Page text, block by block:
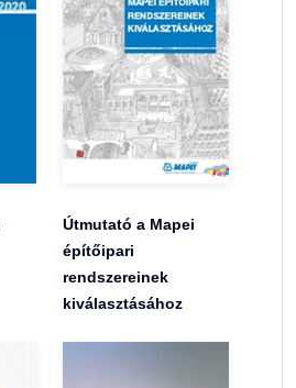
Útmutató a Mapei
építőipari
rendszereinek
kiválasztásához